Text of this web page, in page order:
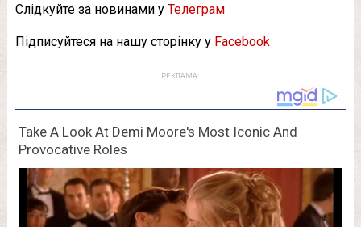
Слідкуйте за новинами у Телеграм
Підписуйтеся на нашу сторінку у Facebook
РЕКЛАМА: